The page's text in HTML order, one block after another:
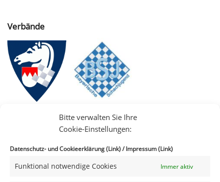
Bitte verwalten Sie Ihre
Cookie-Einstellungen:
Datenschutz- und Cookieerklärung (Link)/Impressum (Link)
Funktional notwendige Cookies Immer aktiv
Verbände